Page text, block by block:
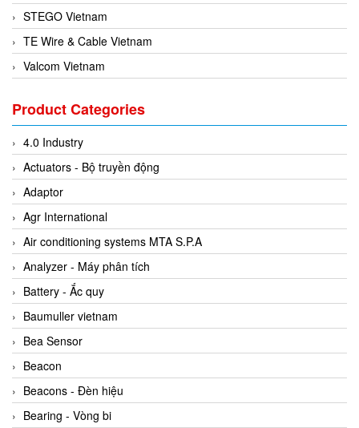
STEGO Vietnam
TE Wire & Cable Vietnam
Valcom Vietnam
3CTEST Vietnam
4B VietNam Vietnam
ABB Vietnam
AC Infinity Vietnam
AC&E Telecommunications
AC&T Vietnam
Accepta Vietnam
ACCUMAC Vietnam
AccuWeb Vietnam
Acey
ACOEM Vietnam
ADCA Vietnam
ADFweb Vietnam
Product Categories
4.0 Industry
Actuators - Bộ truyền động
Adaptor
Agr International
Air conditioning systems MTA S.P.A
Analyzer - Máy phân tích
Battery - Ắc quy
Baumuller vietnam
Bea Sensor
Beacon
Beacons - Đèn hiệu
Bearing - Vòng bi